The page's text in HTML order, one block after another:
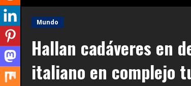
Mundo
Hallan cadáveres en
italiano en complejo